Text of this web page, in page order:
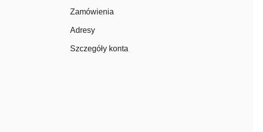
Zamówienia
Adresy
Szczegóły konta